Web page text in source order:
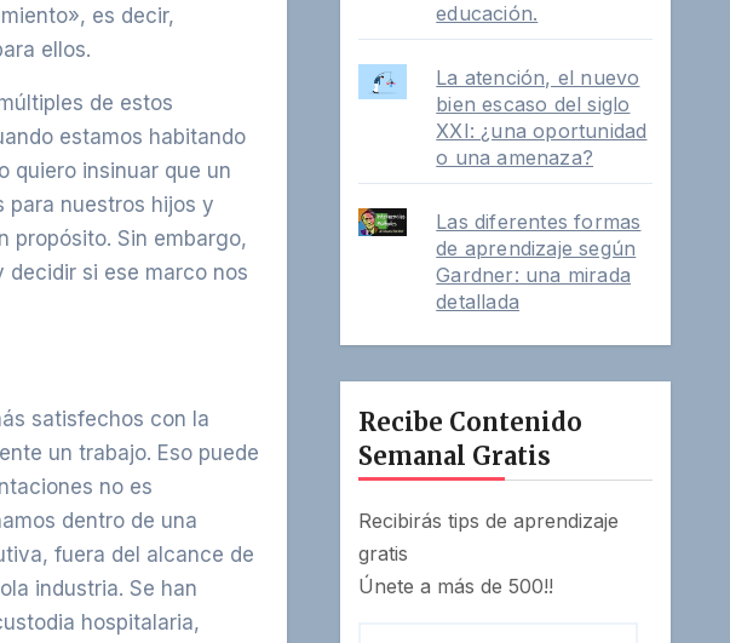
es decir,
ellos.
de estos
estamos habitando
quiero insinuar que un
para nuestros hijos y
propósito. Sin embargo,
decidir si ese marco nos
satisfechos con la
un trabajo. Eso puede
no es
dentro de una
fuera del alcance de
industria. Se han
hospitalaria,
educación.
La atención, el nuevo
bien escaso del siglo
XXI: ¿una oportunidad
o una amenaza?
Las diferentes formas
de aprendizaje según
Gardner: una mirada
detallada
Recibe Contenido
Semanal Gratis
Recibirás tips de aprendizaje
gratis
Únete a más de 500!!